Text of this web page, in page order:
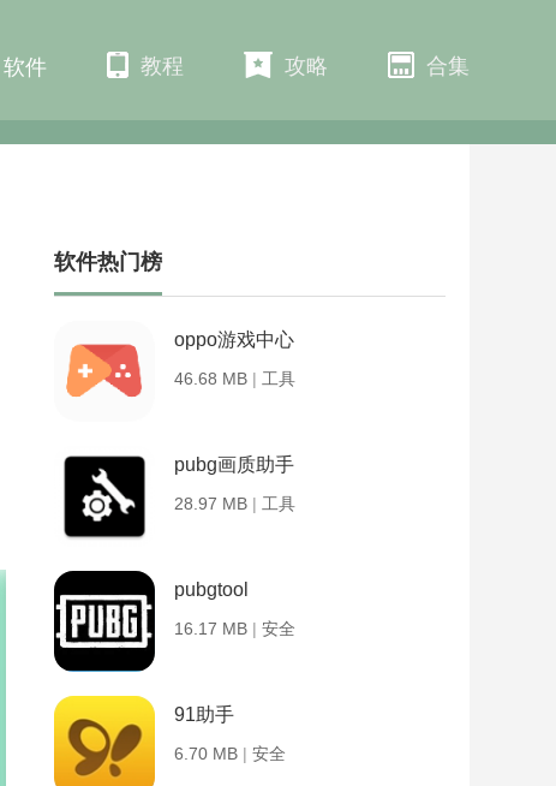
软件 教程 攻略 合集
软件热门榜
oppo游戏中心
46.68 MB | 工具
pubg画质助手
28.97 MB | 工具
pubgtool
16.17 MB | 安全
91助手
6.70 MB | 安全